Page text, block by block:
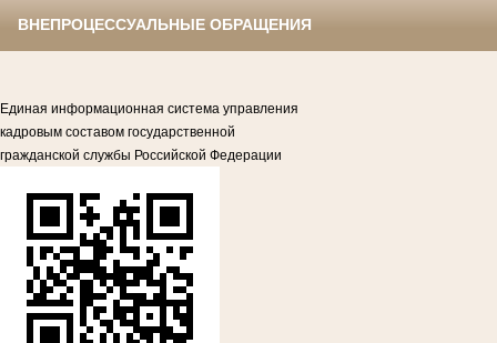
ВНЕПРОЦЕССУАЛЬНЫЕ ОБРАЩЕНИЯ
Единая информационная система управления
кадровым составом государственной
гражданской службы Российской Федерации